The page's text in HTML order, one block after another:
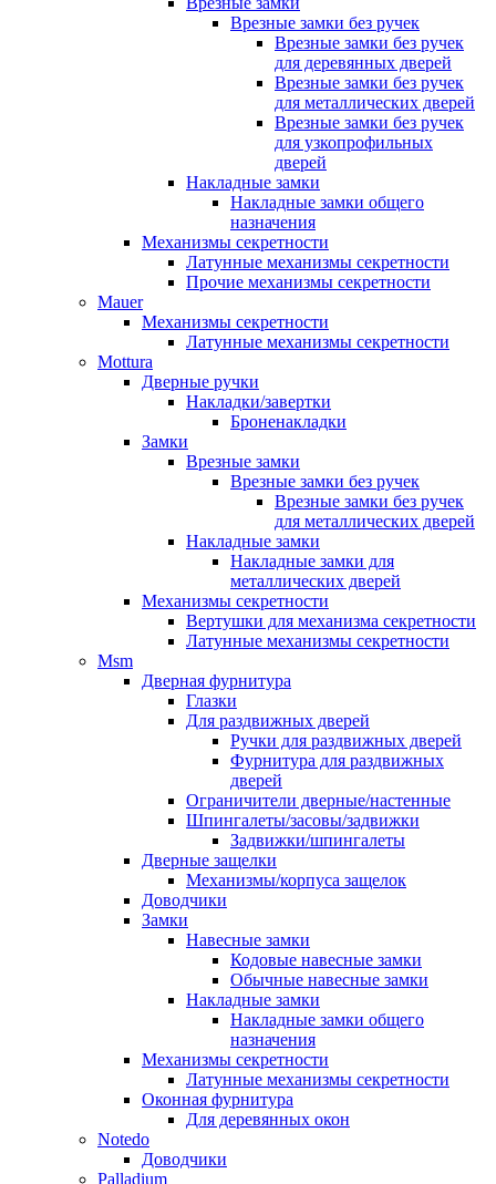
Врезные замки без ручек
Врезные замки без ручек
для деревянных дверей
Врезные замки без ручек
для металлических дверей
Врезные замки без ручек
для узкопрофильных
дверей
Накладные замки
Накладные замки общего
назначения
Механизмы секретности
Латунные механизмы секретности
Прочие механизмы секретности
Mauer
Механизмы секретности
Латунные механизмы секретности
Mottura
Дверные ручки
Накладки/завертки
Броненакладки
Замки
Врезные замки
Врезные замки без ручек
Врезные замки без ручек
для металлических дверей
Накладные замки
Накладные замки для
металлических дверей
Механизмы секретности
Вертушки для механизма секретности
Латунные механизмы секретности
Msm
Дверная фурнитура
Глазки
Для раздвижных дверей
Ручки для раздвижных дверей
Фурнитура для раздвижных
дверей
Ограничители дверные/настенные
Шпингалеты/засовы/задвижки
Задвижки/шпингалеты
Дверные защелки
Механизмы/корпуса защелок
Доводчики
Замки
Навесные замки
Кодовые навесные замки
Обычные навесные замки
Накладные замки
Накладные замки общего
назначения
Механизмы секретности
Латунные механизмы секретности
Оконная фурнитура
Для деревянных окон
Notedo
Доводчики
Palladium